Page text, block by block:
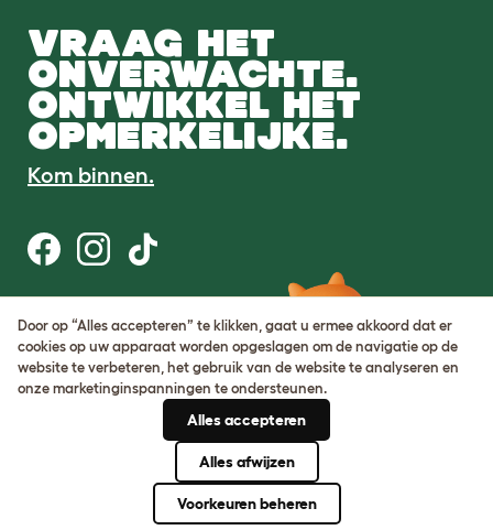
VRAAG HET
ONVERWACHTE.
ONTWIKKEL HET
OPMERKELIJKE.
Kom binnen.
Gebruiksvoorwaarden
Cookie & privacybeleid
Cookie Settings
Sitemap
BTW-nummer: DE317631106
Door op “Alles accepteren” te klikken, gaat u ermee akkoord dat er
cookies op uw apparaat worden opgeslagen om de navigatie op de
website te verbeteren, het gebruik van de website te analyseren en
onze marketinginspanningen te ondersteunen.
Alles accepteren
Alles afwijzen
Voorkeuren beheren